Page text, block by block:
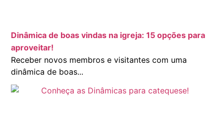
Dinâmica de boas vindas na igreja: 15 opções para
aproveitar!
Receber novos membros e visitantes com uma
dinâmica de boas...